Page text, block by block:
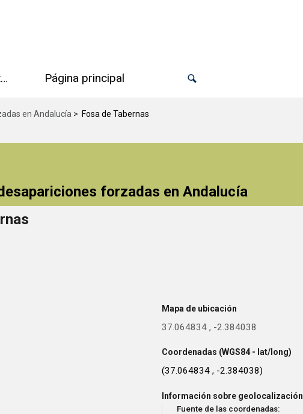
Diccionario de datos y notas técnicas Página principal
en Andalucía > Fosa de Tabernas
forzadas en Andalucía
Mapa de ubicación
37.064834 , -2.384038
Coordenadas (WGS84 - lat/long)
(37.064834 , -2.384038)
Información sobre geolocalización
Fuente de las coordenadas: